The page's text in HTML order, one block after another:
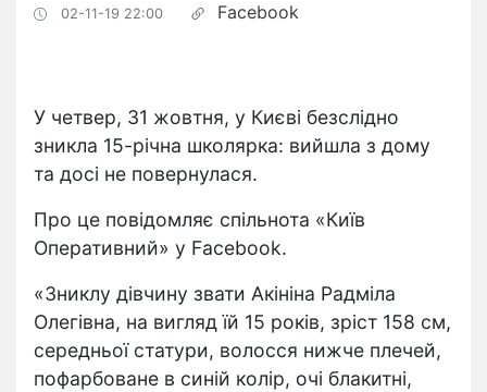
02-11-19 22:00 Facebook
У четвер, 31 жовтня, у Києві безслідно
зникла 15-річна школярка: вийшла з дому
та досі не повернулася.
Про це повідомляє спільнота «Київ
Оперативний» у Facebook.
«Зниклу дівчину звати Акініна Радміла
Олегівна, на вигляд їй 15 років, зріст 158 см,
середньої статури, волосся нижче плечей,
пофарбоване в синій колір, очі блакитні,